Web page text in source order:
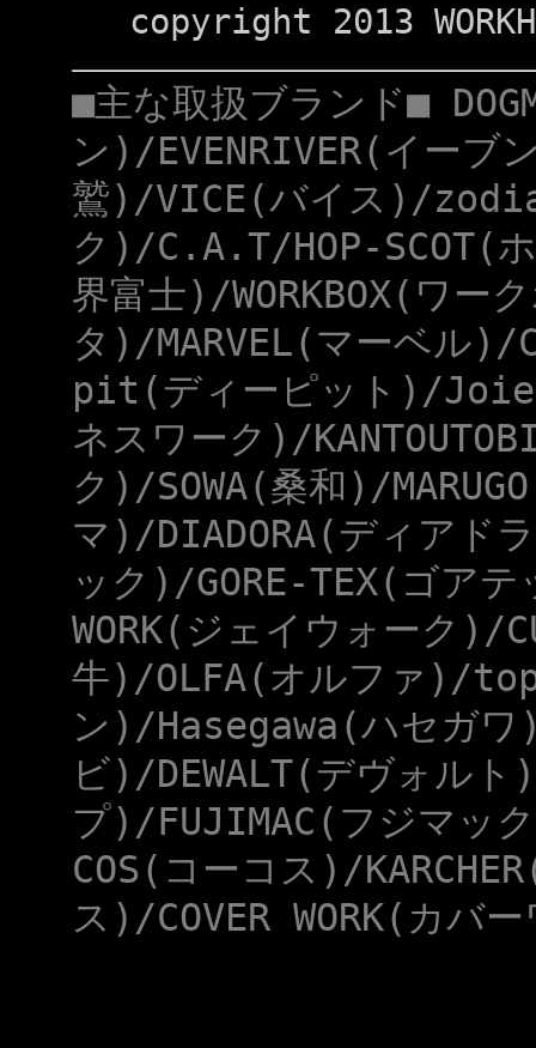
copyright 2013
■主な取扱ブランド■
ン)/EVENRIVER(イーブ
鷲)/VICE(バイス)/
ク)/C.A.T/HOP-
界富士)/WORKBOX(ワ
タ)/MARVEL(マーベル
pit(ディーピット)/Joie(
ネスワーク)/
ク)/SOWA(桑和)/
マ)/DIADORA(ディアド
ック)/GORE-TEX(ゴア
WORK(ジェイウォーク)/
牛)/OLFA(オルファ)/
ン)/Hasegawa(ハセガ
ビ)/DEWALT(デヴォル
プ)/FUJIMAC(フジマッ
COS(コーコス)/
ス)/COVER WORK(カ